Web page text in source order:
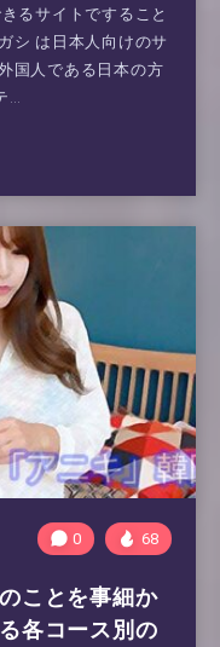
るサイトですること
シ は日本人向けのサ
国人である日本の方
…
0 68
ことを事細か
各コース別の